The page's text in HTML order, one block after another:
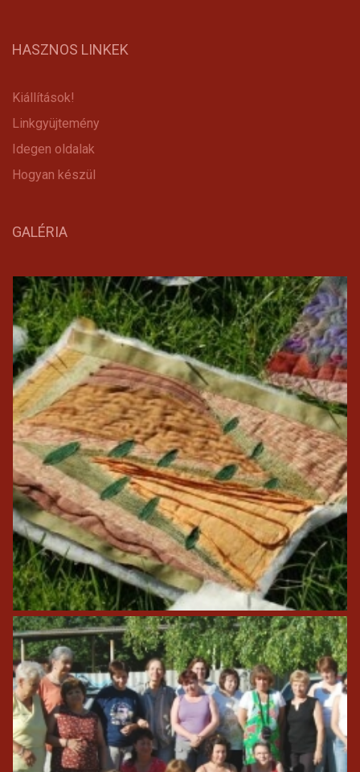
HASZNOS LINKEK
Kiállítások!
Linkgyüjtemény
Idegen oldalak
Hogyan készül
GALÉRIA